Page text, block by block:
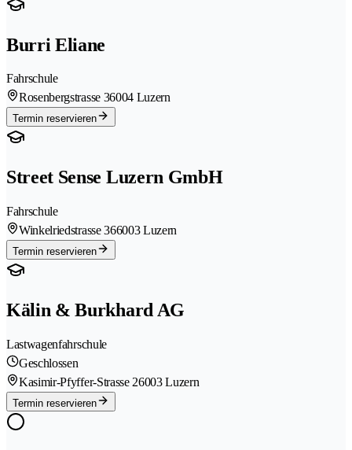
Burri Eliane
Fahrschule
Rosenbergstrasse 36004 Luzern
Termin reservieren
Street Sense Luzern GmbH
Fahrschule
Winkelriedstrasse 366003 Luzern
Termin reservieren
Kälin & Burkhard AG
Lastwagenfahrschule
Geschlossen
Kasimir-Pfyffer-Strasse 26003 Luzern
Termin reservieren